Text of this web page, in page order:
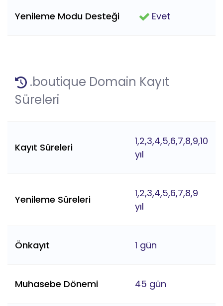
Yenileme Modu Desteği Evet
.boutique Domain Kayıt
Süreleri
Kayıt Süreleri
1,2,3,4,5,6,7,8,9,10
yıl
Yenileme Süreleri
1,2,3,4,5,6,7,8,9
yıl
Önkayıt 1 gün
Muhasebe Dönemi 45 gün